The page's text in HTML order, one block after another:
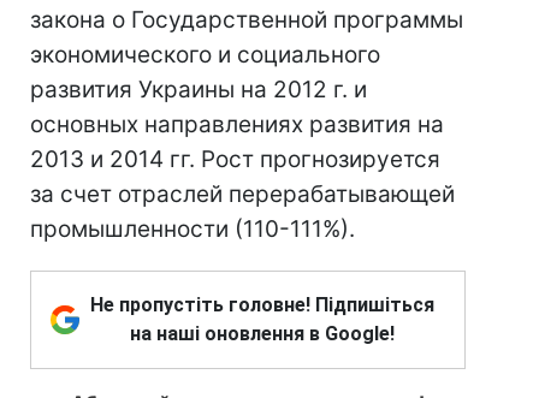
закона о Государственной программы
экономического и социального
развития Украины на 2012 г. и
основных направлениях развития на
2013 и 2014 гг. Рост прогнозируется
за счет отраслей перерабатывающей
промышленности (110-111%).
Не пропустіть головне! Підпишіться
на наші оновлення в Google!